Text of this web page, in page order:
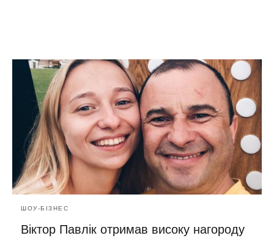
ШОУ-БІЗНЕС
Віктор Павлік отримав високу нагороду